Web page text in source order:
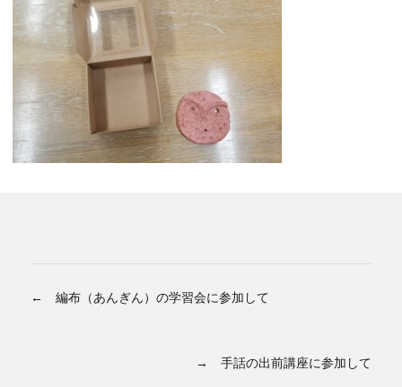
← 編布（あんぎん）の学習会に参加して
→ 手話の出前講座に参加して